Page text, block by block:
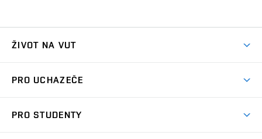
ŽIVOT NA VUT
Koleje
PRO UCHAZEČE
PRO STUDENTY